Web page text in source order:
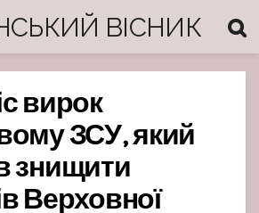
ВІСНИК
вирок
ЗСУ, який
знищити
Верховної